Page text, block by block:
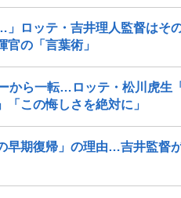
」ロッテ・吉井理人監督はそ
の「言葉術」
から一転…ロッテ・松川虎生
この悔しさを絶対に」
早期復帰」の理由…吉井監督